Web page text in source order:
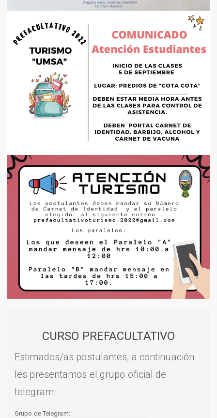
CURSO PREFACULTATIVO
Estimados/as postulantes, a continuación
les presentamos el grupo oficial de
telegram.
Grupo de Telegram: